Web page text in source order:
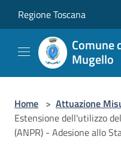
Regione Toscana
Comune
Mugello
Home > Attuazione
Estensione dell'utilizzo
(ANPR) - Adesione allo